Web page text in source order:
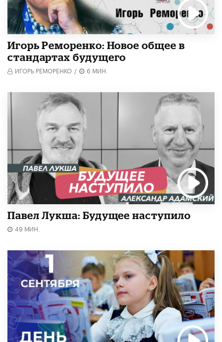
Игорь Реморенко: Новое общее в
стандартах будущего
ИГОРЬ РЕМОРЕНКО / 6 МИН.
Павел Лукша: Будущее наступило
49 МИН.